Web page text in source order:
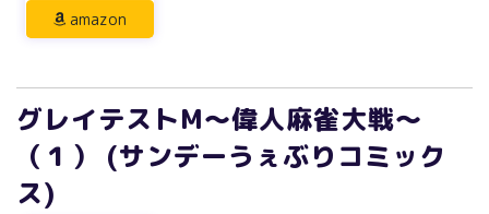
amazon
グレイテストM～偉人麻雀大戦～
（１） (サンデーうぇぶりコミック
ス)